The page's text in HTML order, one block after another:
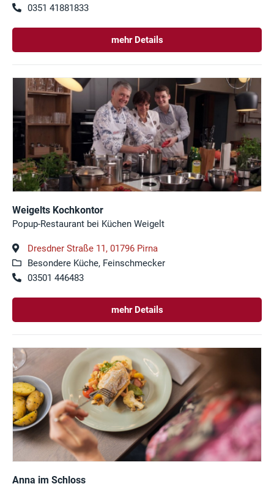
0351 41881833
mehr Details
Weigelts Kochkontor
Popup-Restaurant bei Küchen Weigelt
Dresdner Straße 11, 01796 Pirna
Besondere Küche, Feinschmecker
03501 446483
mehr Details
Anna im Schloss